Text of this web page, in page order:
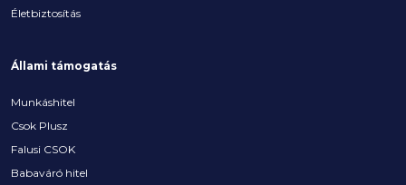
Életbiztosítás
Állami támogatás
Munkáshitel
Csok Plusz
Falusi CSOK
Babaváró hitel